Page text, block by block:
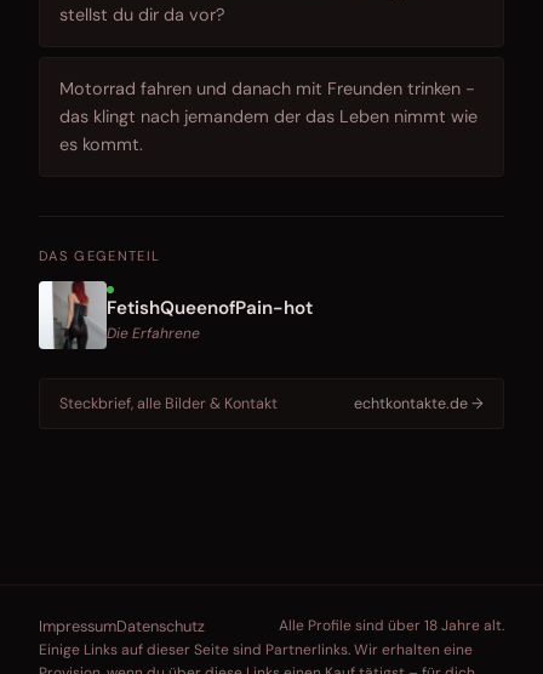
stellst du dir da vor?
Motorrad fahren und danach mit Freunden trinken -
das klingt nach jemandem der das Leben nimmt wie
es kommt.
DAS GEGENTEIL
FetishQueenofPain-hot
Die Erfahrene
Steckbrief, alle Bilder & Kontakt echtkontakte.de →
ImpressumDatenschutz
Alle Profile sind über 18 Jahre alt.
Einige Links auf dieser Seite sind Partnerlinks. Wir erhalten eine